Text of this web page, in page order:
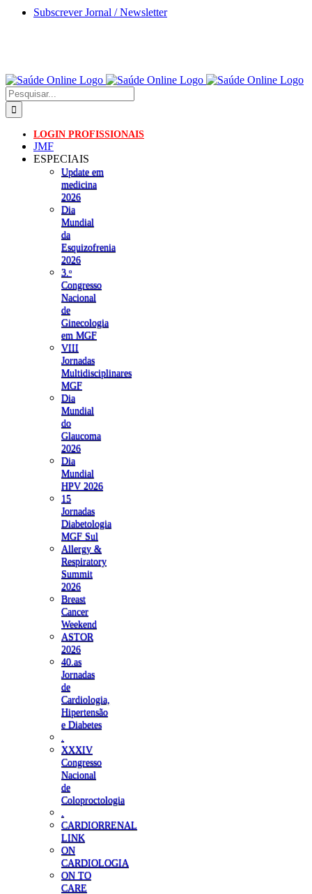
Skip
Subscrever Jornal / Newsletter
Pesquisar
LOGIN PROFISSIONAIS
JMF
ESPECIAIS
Update em
medicina
2026
Dia
Mundial
da
Esquizofrenia
2026
3.ᵒ
Congresso
Nacional
de
Ginecologia
em MGF
VIII
Jornadas
Multidisciplinares
MGF
Dia
Mundial
do
Glaucoma
2026
Dia
Mundial
HPV 2026
15
Jornadas
Diabetologia
MGF Sul
Allergy &
Respiratory
Summit
2026
Breast
Cancer
Weekend
ASTOR
2026
40.as
Jornadas
de
Cardiologia,
Hipertensão
e Diabetes
XXXIV
Congresso
Nacional
de
Coloproctologia
CARDIORRENAL
LINK
ON
CARDIOLOGIA
ON TO
CARE